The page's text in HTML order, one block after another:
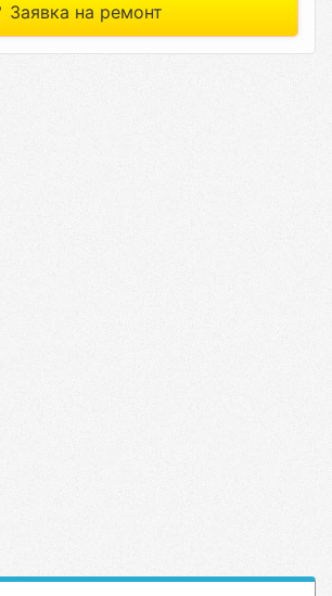
Заявка на ремонт